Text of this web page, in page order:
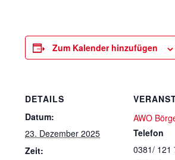
Zum Kalender hinzufügen
DETAILS
Datum:
23. Dezember 2025
Zeit:
AWO
Telefon
0381/ 121